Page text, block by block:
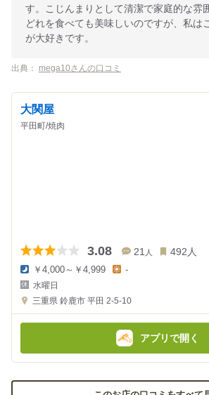
す。こじんまりとして清潔で家庭的な雰
どれを食べても美味しいのですが、私は
が大好きです。
出典： mega10さんの口コミ
大関屋
平田町/焼肉
3.08 21 人 492人
夜
の
金
￥4,000～￥4,999
金
-
水曜日
三重県 鈴鹿市 平田 2-5-10
アプリで開く